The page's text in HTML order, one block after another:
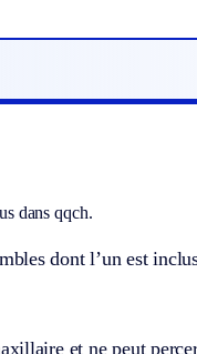
dans qqch.
dont l’un est
et ne peut